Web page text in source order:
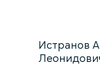
Истранов